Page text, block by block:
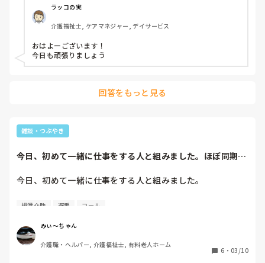
ラッコの実
介護福祉士, ケアマネジャー, デイサービス
おはよーございます！
今日も頑張りましょう
回答をもっと見る
雑談・つぶやき
今日、初めて一緒に仕事をする人と組みました。ほぼ同期で
今日、初めて一緒に仕事をする人と組みました。
ほぼ同期です。
遅番を始めました。
私は、「排泄介助に入るので、コール対応をしながら各居室
排泄介助 遅番 コール
みぃ～ちゃん
介護職・ヘルパー, 介護福祉士, 有料老人ホーム
6 ・ 03/10